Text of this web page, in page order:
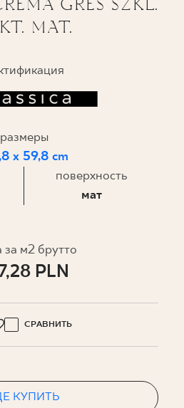
КУПИТЬ
О НАС
КОНТАКТ
MAT.
размеры
x 59,8 cm
поверхность
мат
м2 брутто
PLN
СРАВНИТЬ
КУПИТЬ